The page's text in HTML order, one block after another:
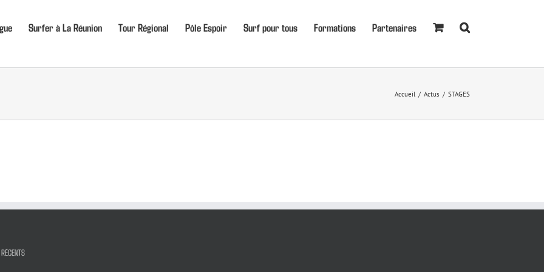
Surfer à La Réunion Tour Régional Pôle Espoir Surf pour tous Formations Partenaires
Accueil Actus STAGES